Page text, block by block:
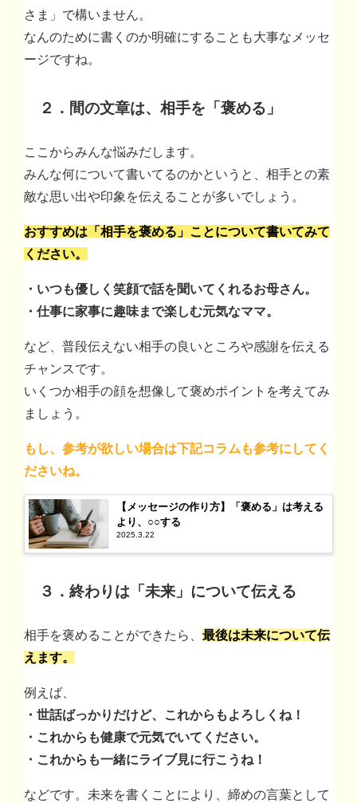
さま」で構いません。
なんのために書くのか明確にすることも大事なメッセ
ージですね。
２．間の文章は、相手を「褒める」
ここからみんな悩みだします。
みんな何について書いてるのかというと、相手との素
敵な思い出や印象を伝えることが多いでしょう。
おすすめは「相手を褒める」ことについて書いてみて
ください。
・いつも優しく笑顔で話を聞いてくれるお母さん。
・仕事に家事に趣味まで楽しむ元気なママ。
など、普段伝えない相手の良いところや感謝を伝える
チャンスです。
いくつか相手の顔を想像して褒めポイントを考えてみ
ましょう。
もし、参考が欲しい場合は下記コラムも参考にしてく
ださいね。
【メッセージの作り方】「褒める」は考える
より、○○する
2025.3.22
３．終わりは「未来」について伝える
相手を褒めることができたら、 最後は未来について伝
えます。
例えば、
・世話ばっかりだけど、これからもよろしくね！
・これからも健康で元気でいてください。
・これからも一緒にライブ見に行こうね！
などです。未来を書くことにより、締めの言葉として